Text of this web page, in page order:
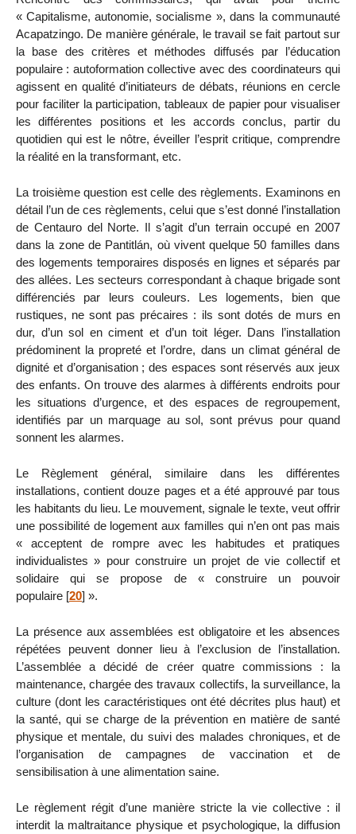
« Capitalisme, autonomie, socialisme », dans la communauté
Acapatzingo. De manière générale, le travail se fait partout sur
la base des critères et méthodes diffusés par l’éducation
populaire : autoformation collective avec des coordinateurs qui
agissent en qualité d’initiateurs de débats, réunions en cercle
pour faciliter la participation, tableaux de papier pour visualiser
les différentes positions et les accords conclus, partir du
quotidien qui est le nôtre, éveiller l’esprit critique, comprendre
la réalité en la transformant, etc.
La troisième question est celle des règlements. Examinons en
détail l’un de ces règlements, celui que s’est donné l’installation
de Centauro del Norte. Il s’agit d’un terrain occupé en 2007
dans la zone de Pantitlán, où vivent quelque 50 familles dans
des logements temporaires disposés en lignes et séparés par
des allées. Les secteurs correspondant à chaque brigade sont
différenciés par leurs couleurs. Les logements, bien que
rustiques, ne sont pas précaires : ils sont dotés de murs en
dur, d’un sol en ciment et d’un toit léger. Dans l’installation
prédominent la propreté et l’ordre, dans un climat général de
dignité et d’organisation ; des espaces sont réservés aux jeux
des enfants. On trouve des alarmes à différents endroits pour
les situations d’urgence, et des espaces de regroupement,
identifiés par un marquage au sol, sont prévus pour quand
sonnent les alarmes.
Le Règlement général, similaire dans les différentes
installations, contient douze pages et a été approuvé par tous
les habitants du lieu. Le mouvement, signale le texte, veut offrir
une possibilité de logement aux familles qui n’en ont pas mais
« acceptent de rompre avec les habitudes et pratiques
individualistes » pour construire un projet de vie collectif et
solidaire qui se propose de « construire un pouvoir
populaire [20] ».
La présence aux assemblées est obligatoire et les absences
répétées peuvent donner lieu à l’exclusion de l’installation.
L’assemblée a décidé de créer quatre commissions : la
maintenance, chargée des travaux collectifs, la surveillance, la
culture (dont les caractéristiques ont été décrites plus haut) et
la santé, qui se charge de la prévention en matière de santé
physique et mentale, du suivi des malades chroniques, et de
l’organisation de campagnes de vaccination et de
sensibilisation à une alimentation saine.
Le règlement régit d’une manière stricte la vie collective : il
interdit la maltraitance physique et psychologique, la diffusion